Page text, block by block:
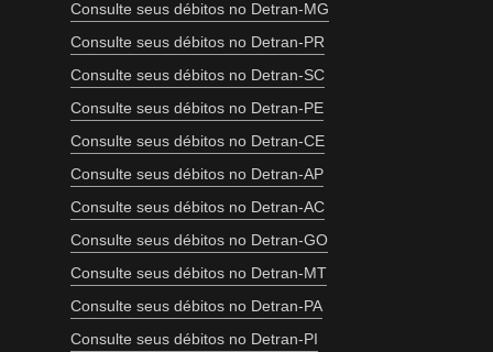
Consulte seus débitos no Detran-MG
Consulte seus débitos no Detran-PR
Consulte seus débitos no Detran-SC
Consulte seus débitos no Detran-PE
Consulte seus débitos no Detran-CE
Consulte seus débitos no Detran-AP
Consulte seus débitos no Detran-AC
Consulte seus débitos no Detran-GO
Consulte seus débitos no Detran-MT
Consulte seus débitos no Detran-PA
Consulte seus débitos no Detran-PI